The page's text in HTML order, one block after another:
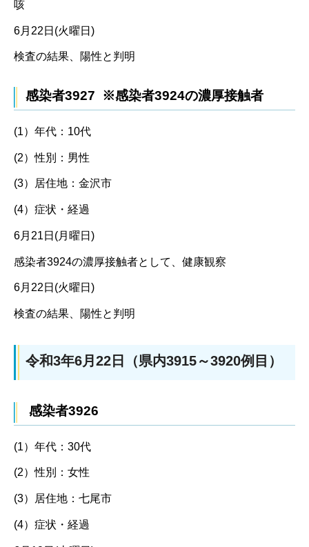
咳
6月22日(火曜日)
検査の結果、陽性と判明
感染者3927 ※感染者3924の濃厚接触者
(1）年代：10代
(2）性別：男性
(3）居住地：金沢市
(4）症状・経過
6月21日(月曜日)
感染者3924の濃厚接触者として、健康観察
6月22日(火曜日)
検査の結果、陽性と判明
令和3年6月22日（県内3915～3920例目）
感染者3926
(1）年代：30代
(2）性別：女性
(3）居住地：七尾市
(4）症状・経過